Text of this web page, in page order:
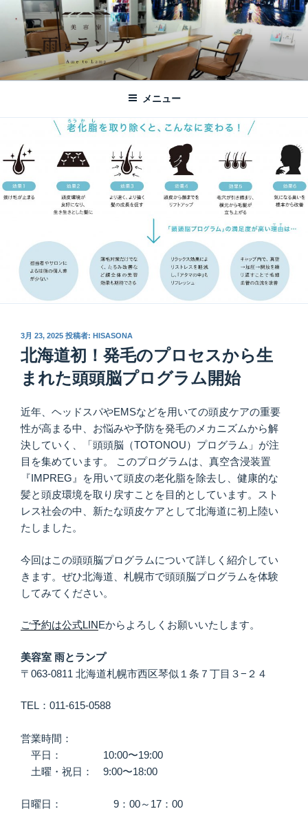
ツ
美容室 雨とランプ – AME TO LAMP -
｜札幌琴似の美容室
札幌市西区琴似の【美容室 雨とランプ】のHPです。「本」と「髪質改
メニュー
投
稿
日:
3月 23, 2025 投稿者: HISASONA
北海道初！発毛のプロセスから生
まれた頭頭脳プログラム開始
近年、ヘッドスパやEMSなどを用いての頭皮ケアの重要
性が高まる中、お悩みや予防を発毛のメカニズムから解
決していく、「頭頭脳（TOTONOU）プログラム」が注
目を集めています。 このプログラムは、真空含浸装置
『IMPREG』を用いて頭皮の老化脂を除去し、健康的な
髪と頭皮環境を取り戻すことを目的としています。スト
レス社会の中、新たな頭皮ケアとして北海道に初上陸い
たしました。
今回はこの頭頭脳プログラムについて詳しく紹介してい
きます。ぜひ北海道、札幌市で頭頭脳プログラムを体験
してみてください。
ご予約は公式LINEからよろしくお願いいたします。
美容室 雨とランプ
〒063-0811 北海道札幌市西区琴似１条７丁目３−２４
TEL：011-615-0588
営業時間：
平日： 10:00〜19:00
土曜・祝日： 9:00〜18:00
日曜日： 9：00～17：00